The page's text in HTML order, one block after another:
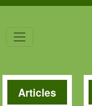
Articles